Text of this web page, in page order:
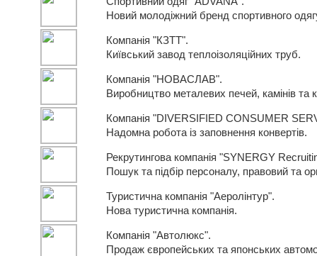
Новий молодіжний бренд спортивного
Компанія "КЗТТ".
Київський завод теплоізоляційних труб.
Компанія "НОВАСЛАВ".
Виробництво металевих печей, камінів та
Компанія "DIVERSIFIED CONSUMER
Надомна робота із заповнення конвертів.
Рекрутингова компанія "SYNERGY
Пошук та підбір персоналу, правовий та
Туристична компанія "Аеролінтур".
Нова туристична компанія.
Компанія "Автолюкс".
Продаж європейських та японських